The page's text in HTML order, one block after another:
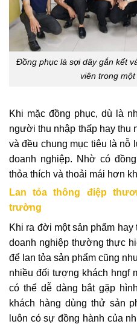
Đồng phục là sợi dây gắn kết
viên trong
Khi mặc đồng phục, dù là
người thu nhập thấp hay thu
và đều chung mục tiêu là nỗ
doanh nghiệp. Nhờ có
thỏa thích và thoải mái hơn
Lan tỏa thông điệp
trường
Khi ra đời một sản phẩm
doanh nghiệp thường thực
để lan tỏa sản phẩm cũng
nhiều đối tượng khách hngf
có thể dễ dàng bắt gặp
khách hàng dùng thử sản
luôn có sự đồng hành của